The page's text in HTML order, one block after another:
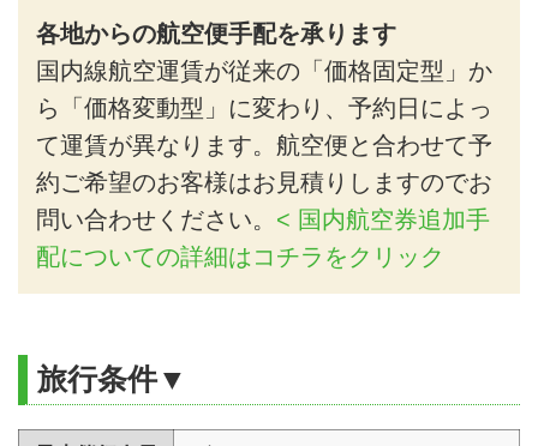
各地からの航空便手配を承ります
国内線航空運賃が従来の「価格固定型」か
ら「価格変動型」に変わり、予約日によっ
て運賃が異なります。航空便と合わせて予
約ご希望のお客様はお見積りしますのでお
問い合わせください。 < 国内航空券追加手
配についての詳細はコチラをクリック
旅行条件▼